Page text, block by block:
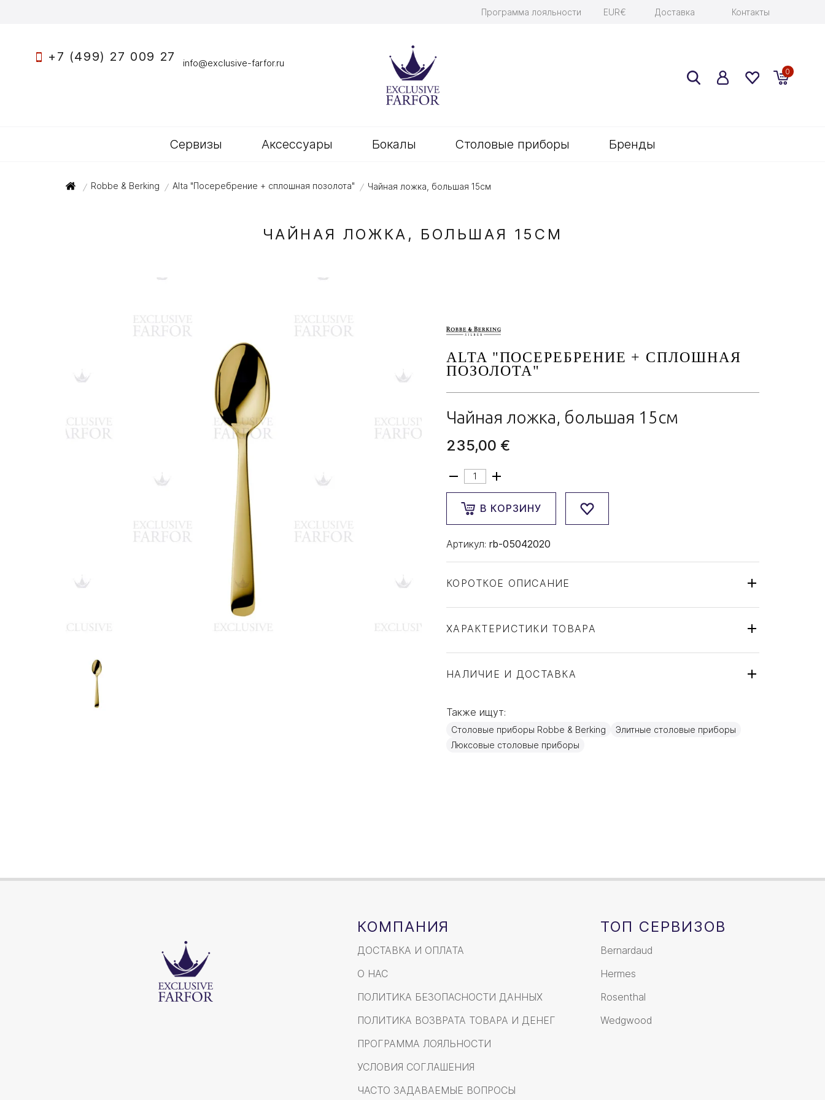
Программа лояльности EUR€ Доставка Контакты
+7 (499) 27 009 27 info@exclusive-farfor.ru
0
Сервизы Аксессуары Бокалы Столовые приборы Бренды
/ Robbe & Berking / Alta "Посеребрение + сплошная позолота" / Чайная ложка, большая 15см
ЧАЙНАЯ ЛОЖКА, БОЛЬШАЯ 15СМ
ALTA "ПОСЕРЕБРЕНИЕ + СПЛОШНАЯ
ПОЗОЛОТА"
Чайная ложка, большая 15см
235,00 €
В КОРЗИНУ
Артикул: rb-05042020
КОРОТКОЕ ОПИСАНИЕ
ХАРАКТЕРИСТИКИ ТОВАРА
Коллекция
Alta
Материал
Объем / Размер
15см
НАЛИЧИЕ И ДОСТАВКА
Также ищут:
Столовые приборы Robbe & Berking
Элитные столовые приборы
Люксовые столовые приборы
КОМПАНИЯ
ДОСТАВКА И ОПЛАТА
О НАС
ПОЛИТИКА БЕЗОПАСНОСТИ ДАННЫХ
ПОЛИТИКА ВОЗВРАТА ТОВАРА И ДЕНЕГ
ПРОГРАММА ЛОЯЛЬНОСТИ
УСЛОВИЯ СОГЛАШЕНИЯ
ЧАСТО ЗАДАВАЕМЫЕ ВОПРОСЫ
ТОП СЕРВИЗОВ
Bernardaud
Hermes
Rosenthal
Wedgwood